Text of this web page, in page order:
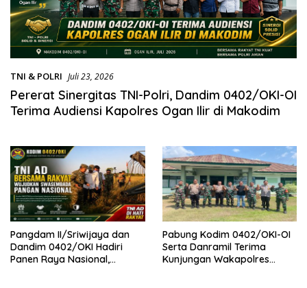
TNI & POLRI Juli 23, 2026
Pererat Sinergitas TNI-Polri, Dandim 0402/OKI-OI
Terima Audiensi Kapolres Ogan Ilir di Makodim
Pangdam II/Sriwijaya dan
Dandim 0402/OKI Hadiri
Panen Raya Nasional,
Pabung Kodim 0402/OKI-OI
Serta Danramil Terima
Kunjungan Wakapolres